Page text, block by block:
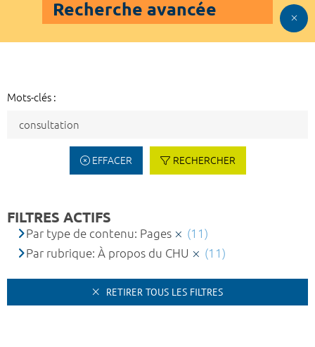
Recherche avancée
Mots-clés :
EFFACER RECHERCHER
FILTRES ACTIFS
Par type de contenu: Pages
(11)
Par rubrique: À propos du CHU
(11)
RETIRER TOUS LES FILTRES